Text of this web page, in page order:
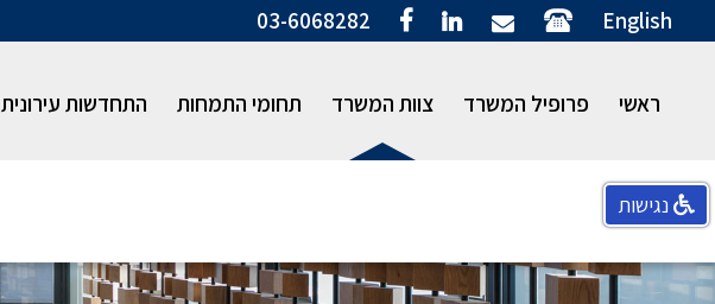
English
03-6068282
ראשי פרופיל המשרד צוות המשרד תחומי התמחות התחדשות עירונית
נגישות